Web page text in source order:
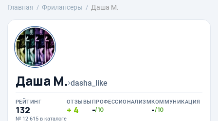
Главная Фрилансеры Даша М.
Даша М.›dasha_like
РЕЙТИНГ
132
№ 12 615 в каталоге
ОТЗЫВЫ
4
ПРОФЕССИОНАЛИЗМ
-/10
КОММУНИКАЦИЯ
-/10